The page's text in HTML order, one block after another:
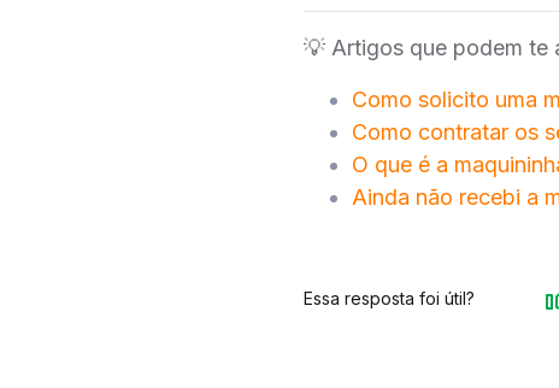
💡 Artigos que podem te
Como solicito uma
Como contratar os
O que é a
Ainda não recebi a
Essa resposta foi útil?